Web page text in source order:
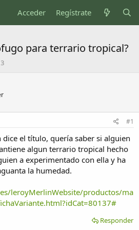
Acceder Regístrate
para terrario tropical?
#1
dice el título, quería saber si alguien
algun terrario tropical hecho
a experimentado con ella y ha
la humedad.
leroyMerlinWebsite/productos/ma
Responder